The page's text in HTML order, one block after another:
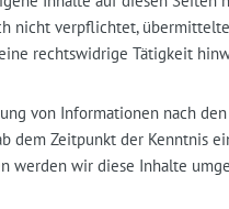
nicht verpflichtet,
rechtswidrige Tätigkeit
von Informationen nach
dem Zeitpunkt der Kenntnis
werden wir diese Inhalte